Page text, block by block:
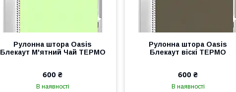
Рулонна штора Oasis
Блекаут М'ятний Чай ТЕРМО
600 ₴
В наявності
Рулонна штора Oasis
Блекаут віскі ТЕРМО
600 ₴
В наявності